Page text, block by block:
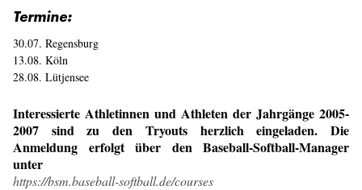
Termine:
30.07. Regensburg
13.08. Köln
28.08. Lütjensee
Interessierte Athletinnen und Athleten der Jahrgänge 2005-
2007 sind zu den Tryouts herzlich eingeladen. Die
Anmeldung erfolgt über den Baseball-Softball-Manager
unter
https://bsm.baseball-softball.de/courses